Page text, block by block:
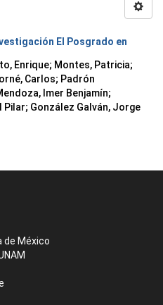
El Posgrado en
Enrique; Montes, Patricia;
Carlos; Padrón
Imer Benjamín;
Pilar; González Galván, Jorge
de México